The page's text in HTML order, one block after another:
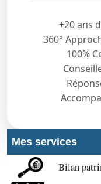
+20 ans
360°
100%
Mes services
Bilan